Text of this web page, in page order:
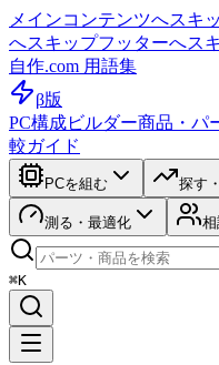
メインコンテンツへスキ
へスキップフッターへス
自作.com 用語集
β版
PC構成ビルダー商品・パ
較ガイド
PCを組む 探す
測る・最適化
⌘K